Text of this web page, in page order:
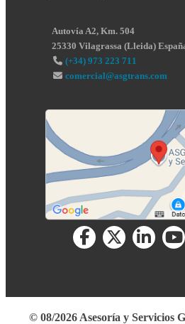
Autovía A2, Km. 504
25330 Vilagrassa (Lleida)
(+34) 973 223 711
comercial@asgtrans.com
© 08/2026 Asesoría y Servicios